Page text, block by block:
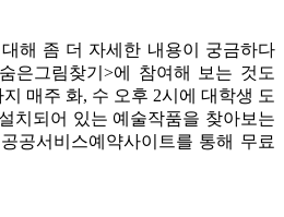
해 좀 더 자세한 내용이 궁금하다
은그림찾기>에 참여해 보는 것도
매주 화, 수 오후 2시에 대학생 도
치되어 있는 예술작품을 찾아보는
공서비스예약사이트를 통해 무료